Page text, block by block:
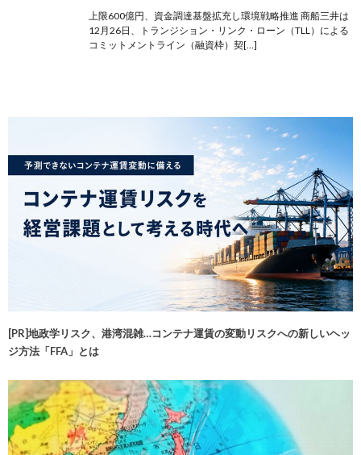
上限600億円、資金調達基盤拡充し環境戦略推進 商船三井は
12月26日、トランジション・リンク・ローン（TLL）による
コミットメントライン（融資枠）契[…]
[PR]地政学リスク、港湾混雑…コンテナ運賃の変動リスクへの新しいヘッ
ジ方法「FFA」とは